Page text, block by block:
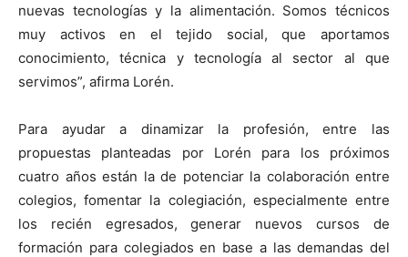
nuevas tecnologías y la alimentación. Somos técnicos
muy activos en el tejido social, que aportamos
conocimiento, técnica y tecnología al sector al que
servimos”, afirma Lorén.
Para ayudar a dinamizar la profesión, entre las
propuestas planteadas por Lorén para los próximos
cuatro años están la de potenciar la colaboración entre
colegios, fomentar la colegiación, especialmente entre
los recién egresados, generar nuevos cursos de
formación para colegiados en base a las demandas del